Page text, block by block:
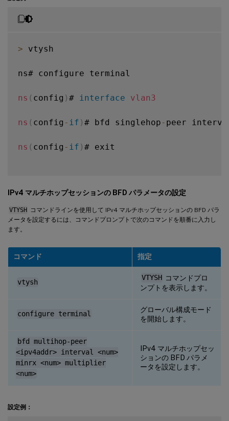
> vtysh
ns# configure terminal
ns ( config ) # interface vlan3
ns ( config - if ) # bfd singlehop - peer
ns ( config - if ) # exit
IPv4 マルチホップセッションの BFD パラメータの設定
VTYSH コマンドラインを使用して IPv4 マルチホップセッションの BFD パラ
メータを設定するには、コマンドプロンプトで次のコマンドを順番に入力し
ます。
コマンド 指定
vtysh
VTYSH
コマンドプロ
ンプトを表示します。
configure terminal
グローバル構成モード
を開始します。
bfd multihop-peer
<ipv4addr> interval <num>
minrx <num> multiplier
<num>
IPv4 マルチホップセッ
ションの BFD パラメ
ータを設定します。
設定例：